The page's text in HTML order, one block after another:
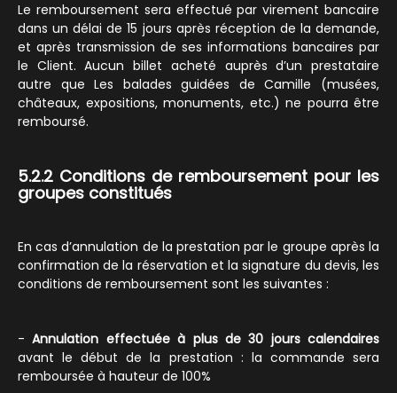
Le remboursement sera effectué par virement bancaire
dans un délai de 15 jours après réception de la demande,
et après transmission de ses informations bancaires par
le Client. Aucun billet acheté auprès d’un prestataire
autre que Les balades guidées de Camille (musées,
châteaux, expositions, monuments, etc.) ne pourra être
remboursé.
5.2.2 Conditions de remboursement pour les
groupes constitués
En cas d’annulation de la prestation par le groupe après la
confirmation de la réservation et la signature du devis, les
conditions de remboursement sont les suivantes :
-Annulation effectuée à plus de 30 jours calendaires
avant le début de la prestation : la commande sera
remboursée à hauteur de 100%